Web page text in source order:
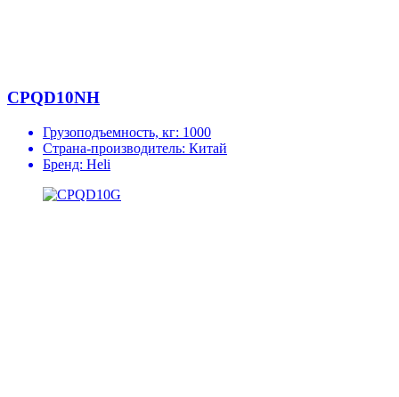
CPQD10NH
Грузоподъемность, кг: 1000
Страна-производитель: Китай
Бренд: Heli